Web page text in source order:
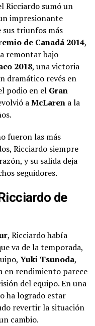
Ricciardo sumó un
impresionante
sus triunfos más
de Canadá 2014,
remontar bajo
2018, una victoria
dramático revés en
podio en el Gran
aMcLaren a la
fueron las más
Ricciardo siempre
y su salida deja
seguidores.
de
, Ricciardo había
va de la temporada,
Yuki Tsunoda,
en rendimiento parece
del equipo. En una
ha logrado estar
revertir la situación
cambio.